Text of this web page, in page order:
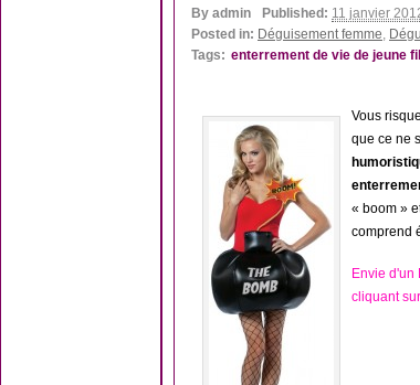
By admin Published: 11 janvier
Posted in: Déguisement femme,
Tags: enterrement de vie de jeune
Vous
que ce ne
« boom »
comprend
Envie d'un
cliquant